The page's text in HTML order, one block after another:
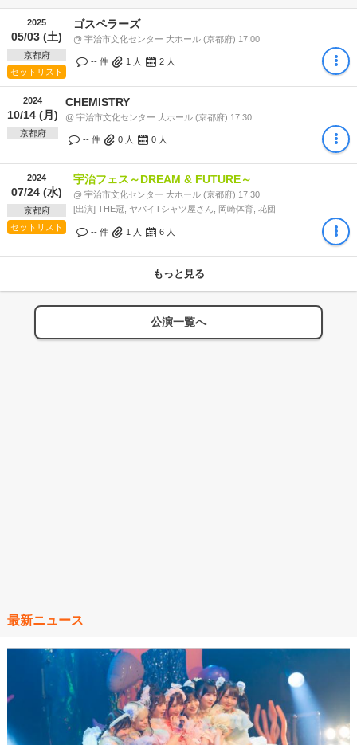
2025
05/03 (土)
京都府
セットリスト
ゴスペラーズ
@ 宇治市文化センター 大ホール (京都府) 17:00
-- 件 1 人 2 人
2024
10/14 (月)
京都府
CHEMISTRY
@ 宇治市文化センター 大ホール (京都府) 17:30
-- 件 0 人 0 人
2024
07/24 (水)
京都府
セットリスト
宇治フェス～DREAM & FUTURE～
@ 宇治市文化センター 大ホール (京都府) 17:30
[出演] THE冠, ヤバイTシャツ屋さん, 岡崎体育, 花団
-- 件 1 人 6 人
もっと見る
公演一覧へ
最新ニュース